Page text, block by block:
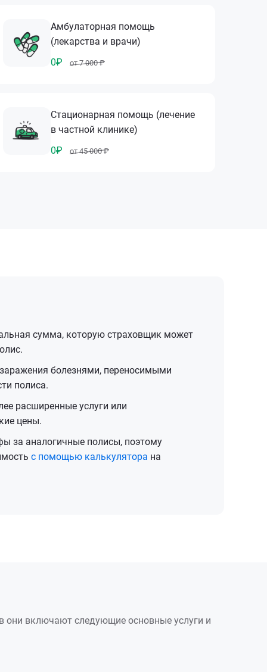
Амбулаторная помощь
(лекарства и врачи)
0₽
от 7 000 ₽
Стационарная помощь (лечение
в частной клинике)
0₽
от 45 000 ₽
сумма, которую страховщик может
болезнями, переносимыми
полиса.
расширенные услуги или
цены.
за аналогичные полисы, поэтому
с помощью калькулятора на
они включают следующие основные услуги и